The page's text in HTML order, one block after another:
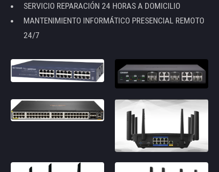
SERVICIO REPARACIÓN 24 HORAS A DOMICILIO
MANTENIMIENTO INFORMÁTICO PRESENCIAL REMOTO
24/7